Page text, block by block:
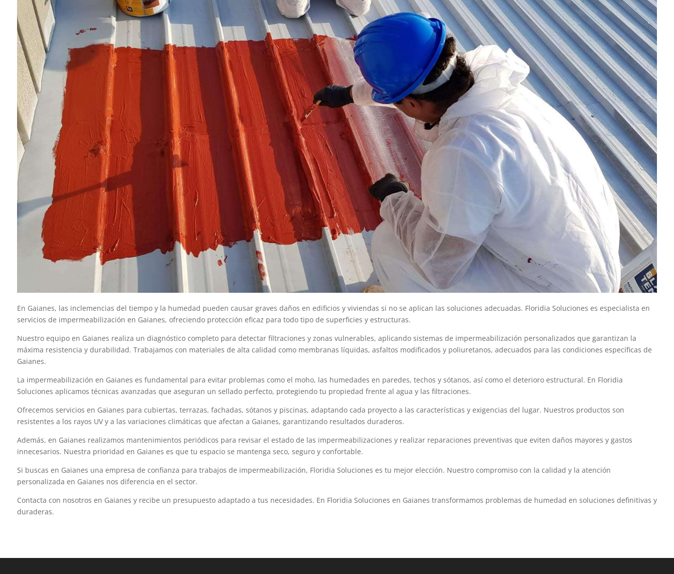
En Gaianes, las inclemencias del tiempo y la humedad pueden causar graves daños en edificios y viviendas si no se aplican las soluciones adecuadas. Floridia Soluciones es especialista en
servicios de impermeabilización en Gaianes, ofreciendo protección eficaz para todo tipo de superficies y estructuras.
Nuestro equipo en Gaianes realiza un diagnóstico completo para detectar filtraciones y zonas vulnerables, aplicando sistemas de impermeabilización personalizados que garantizan la
máxima resistencia y durabilidad. Trabajamos con materiales de alta calidad como membranas líquidas, asfaltos modificados y poliuretanos, adecuados para las condiciones específicas de
Gaianes.
La impermeabilización en Gaianes es fundamental para evitar problemas como el moho, las humedades en paredes, techos y sótanos, así como el deterioro estructural. En Floridia
Soluciones aplicamos técnicas avanzadas que aseguran un sellado perfecto, protegiendo tu propiedad frente al agua y las filtraciones.
Ofrecemos servicios en Gaianes para cubiertas, terrazas, fachadas, sótanos y piscinas, adaptando cada proyecto a las características y exigencias del lugar. Nuestros productos son
resistentes a los rayos UV y a las variaciones climáticas que afectan a Gaianes, garantizando resultados duraderos.
Además, en Gaianes realizamos mantenimientos periódicos para revisar el estado de las impermeabilizaciones y realizar reparaciones preventivas que eviten daños mayores y gastos
innecesarios. Nuestra prioridad en Gaianes es que tu espacio se mantenga seco, seguro y confortable.
Si buscas en Gaianes una empresa de confianza para trabajos de impermeabilización, Floridia Soluciones es tu mejor elección. Nuestro compromiso con la calidad y la atención
personalizada en Gaianes nos diferencia en el sector.
Contacta con nosotros en Gaianes y recibe un presupuesto adaptado a tus necesidades. En Floridia Soluciones en Gaianes transformamos problemas de humedad en soluciones definitivas y
duraderas.